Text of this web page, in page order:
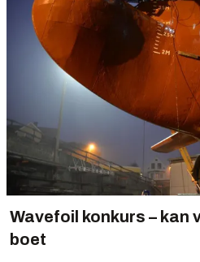
Wavefoil konkurs –
boet